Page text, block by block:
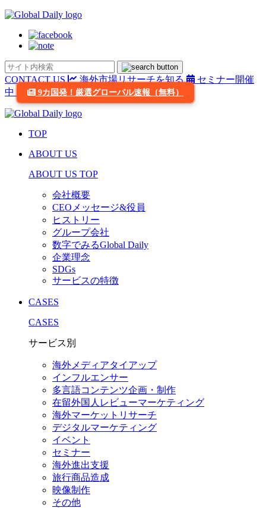
CONTACT US 海外市場リサーチを知る
セミナー開催
中
9カ国発！厳選グローバル速報（無料）
TOP
ABOUT US
ABOUT US TOP
会社概要
CEOメッセージ&役員
ヒストリー
グループ会社
数字でみるGlobal Daily
企業理念
SDGs
サービスの特徴
CASES
CASES
サービス別
海外メディアタイアップ
インフルエンサー
多言語コンテンツ企画・制作
在留外国⼈レビューマーケティング
海外マーケットリサーチ
デジタルマーケティング
イベント
セミナー
海外進出支援
旅行商品造成
映像制作
その他